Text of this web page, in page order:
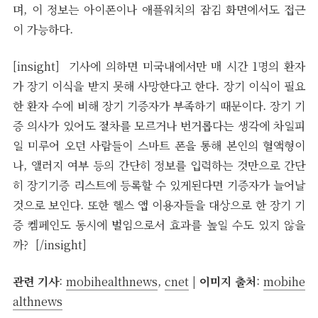
며, 이 정보는 아이폰이나 애플워치의 잠김 화면에서도 접근
이 가능하다.
[insight] 기사에 의하면 미국내에서만 매 시간 1명의 환자
가 장기 이식을 받지 못해 사망한다고 한다. 장기 이식이 필요
한 환자 수에 비해 장기 기증자가 부족하기 때문이다. 장기 기
증 의사가 있어도 절차를 모르거나 번거롭다는 생각에 차일피
일 미루어 오던 사람들이 스마트 폰을 통해 본인의 혈액형이
나, 앨러지 여부 등의 간단히 정보를 입력하는 것만으로 간단
히 장기기증 리스트에 등록할 수 있게된다면 기증자가 늘어날
것으로 보인다. 또한 헬스 앱 이용자들을 대상으로 한 장기 기
증 켐페인도 동시에 벌임으로서 효과를 높일 수도 있지 않을
까? [/insight]
관련 기사: mobihealthnews, cnet | 이미지 출처:mobihe
althnews